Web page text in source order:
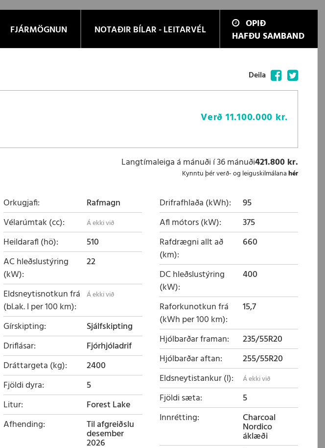
FJÁRMÖGNUN NOTAÐIR BÍLAR - LEITARVÉL
OPIÐ
HAFÐU SAMBAND
Verð 11.100.000 kr.
Langtímaleiga á mánuði í 36 mánuði421.800 kr.
Kynntu þér verð- og leiguskilmálanahér
Orkugjafi
Rafmagn
Vélarúmtak (cc)
Heildarafl (hö)
510
AC hleðslustýring
(kW)
22
Eldsneytisnotkun frá
(bl.ak. l per 100 km)
Gírskipting
Sjálfskipting
Driflásar
Fjórhjóladrif
Dráttargeta (kg)
2400
Fjöldi dyra
5
Litur
Forest Lake
Afhending
Til afgreiðslu
desember
2026
Drifrafhlaða (kWh)
95
Afl mótors (kW)
375
Rafdrægni allt að
(km)
660
DC hleðslustýring
(kW)
400
Raforkunotkun frá
(kWh per 100 km)
15,7
Hjólbarðar framan
235/55R20
Hjólbarðar aftan
255/55R20
Eldsneytistankur (l)
Fjöldi sæta
5
Innrétting
Charcoal
Nordico
áklæði
Deila FacebookTwitter